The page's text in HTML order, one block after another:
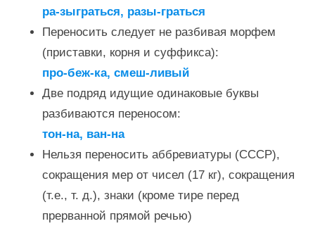
ра-зыграться, разы-граться
Переносить следует не разбивая морфем
(приставки, корня и суффикса):
про-беж-ка, смеш-ливый
Две подряд идущие одинаковые буквы
разбиваются переносом:
тон-на, ван-на
Нельзя переносить аббревиатуры (СССР),
сокращения мер от чисел (17 кг), сокращения
(т.е., т. д.), знаки (кроме тире перед
прерванной прямой речью)